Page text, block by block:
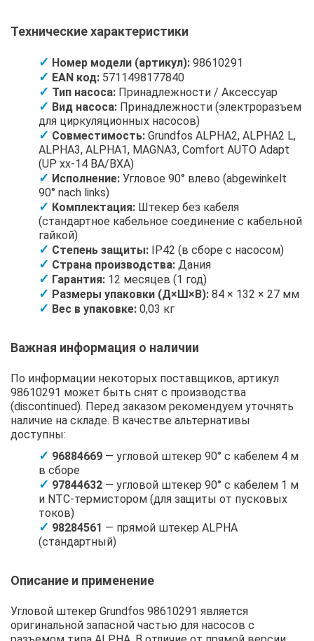
Технические характеристики
Номер модели (артикул): 98610291
EAN код: 5711498177840
Тип насоса: Принадлежности / Аксессуар
Вид насоса: Принадлежности (электроразъем
для циркуляционных насосов)
Совместимость: Grundfos ALPHA2, ALPHA2 L,
ALPHA3, ALPHA1, MAGNA3, Comfort AUTO Adapt
(UP xx-14 BA/BXA)
Исполнение: Угловое 90° влево (abgewinkelt
90° nach links)
Комплектация: Штекер без кабеля
(стандартное кабельное соединение с кабельной
гайкой)
Степень защиты: IP42 (в сборе с насосом)
Страна производства: Дания
Гарантия: 12 месяцев (1 год)
Размеры упаковки (Д×Ш×В): 84 × 132 × 27 мм
Вес в упаковке: 0,03 кг
Важная информация о наличии
По информации некоторых поставщиков, артикул
98610291 может быть снят с производства
(discontinued). Перед заказом рекомендуем уточнять
наличие на складе. В качестве альтернативы
доступны:
96884669 — угловой штекер 90° с кабелем 4 м
в сборе
97844632 — угловой штекер 90° с кабелем 1 м
и NTC-термистором (для защиты от пусковых
токов)
98284561 — прямой штекер ALPHA
(стандартный)
Описание и применение
Угловой штекер Grundfos 98610291 является
оригинальной запасной частью для насосов с